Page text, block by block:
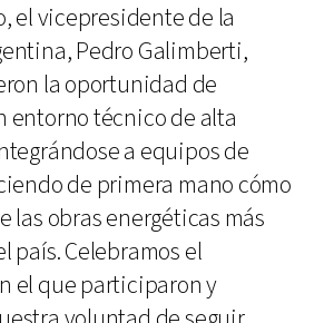
el vicepresidente de la
Pedro Galimberti,
la oportunidad de
entorno técnico de alta
a equipos de
de primera mano cómo
las obras energéticas más
país. Celebramos el
el que participaron y